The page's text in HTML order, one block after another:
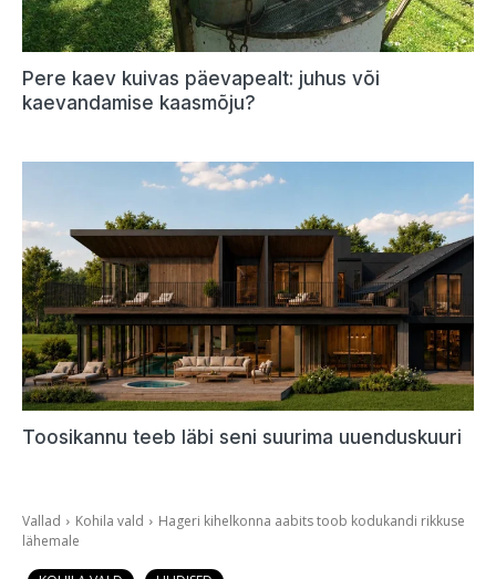
Pere kaev kuivas päevapealt: juhus või
kaevandamise kaasmõju?
Toosikannu teeb läbi seni suurima uuenduskuuri